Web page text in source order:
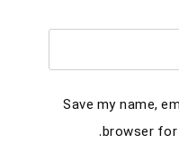
Save my name,
browser